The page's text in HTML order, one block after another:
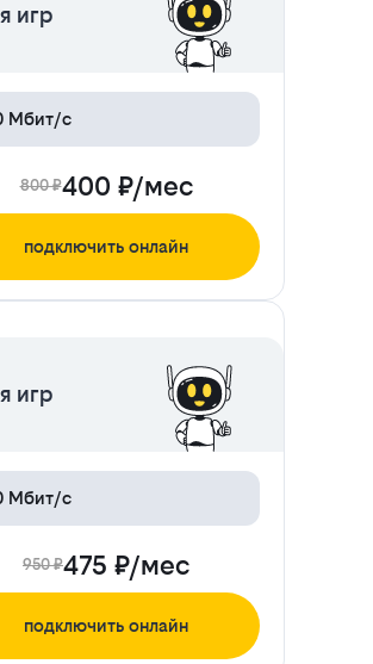
игр
Мбит/с
800 ₽400 ₽/мес
подключить онлайн
игр
Мбит/с
950 ₽475 ₽/мес
подключить онлайн